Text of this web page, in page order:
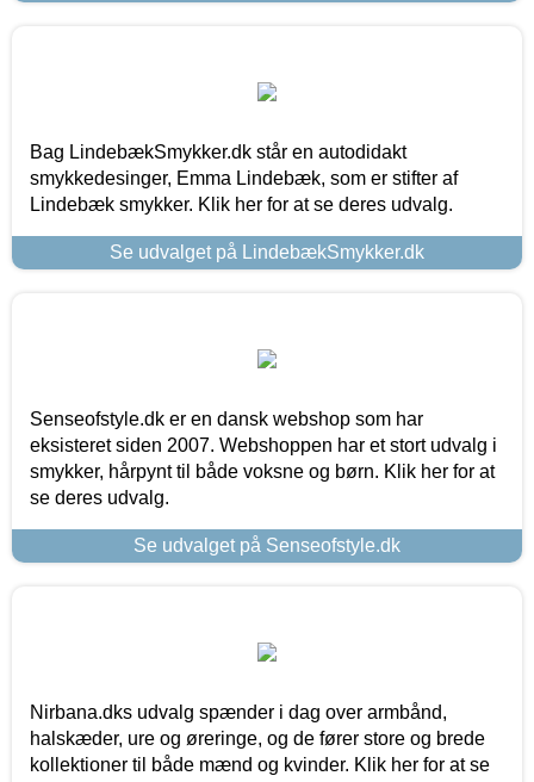
Bag LindebækSmykker.dk står en autodidakt
smykkedesinger, Emma Lindebæk, som er stifter af
Lindebæk smykker. Klik her for at se deres udvalg.
Se udvalget på LindebækSmykker.dk
Senseofstyle.dk er en dansk webshop som har
eksisteret siden 2007. Webshoppen har et stort udvalg i
smykker, hårpynt til både voksne og børn. Klik her for at
se deres udvalg.
Se udvalget på Senseofstyle.dk
Nirbana.dks udvalg spænder i dag over armbånd,
halskæder, ure og øreringe, og de fører store og brede
kollektioner til både mænd og kvinder. Klik her for at se